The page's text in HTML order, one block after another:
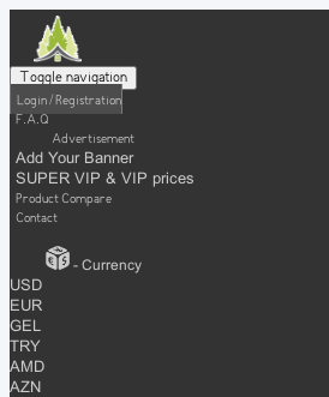
Toggle navigation
Login / Registration
F.A.Q
Advertisement
Add Your Banner
SUPER VIP & VIP prices
Product Compare
Contact
- Currency
USD
EUR
GEL
TRY
AMD
AZN